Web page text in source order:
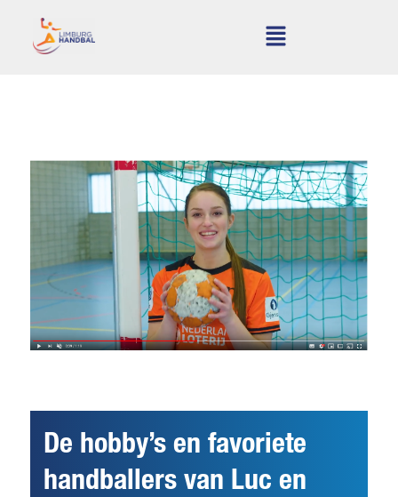
De hobby’s en favoriete
handballers van Luc en